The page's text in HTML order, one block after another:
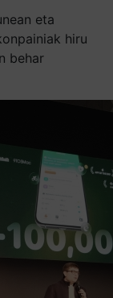
eta
hiru
behar